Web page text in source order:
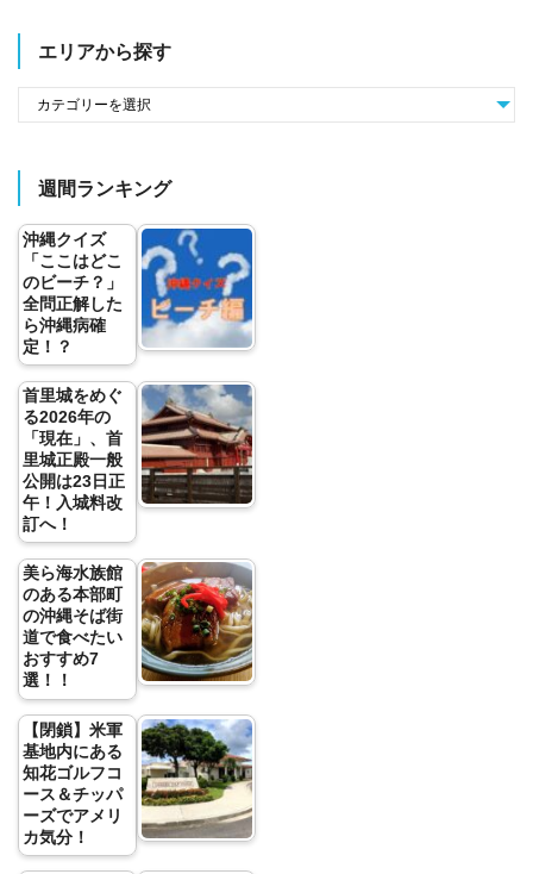
エリアから探す
週間ランキング
沖縄クイズ
「ここはどこ
のビーチ？」
全問正解した
ら沖縄病確
定！？
首里城をめぐ
る2026年の
「現在」、首
里城正殿一般
公開は23日正
午！入城料改
訂へ！
美ら海水族館
のある本部町
の沖縄そば街
道で食べたい
おすすめ7
選！！
【閉鎖】米軍
基地内にある
知花ゴルフコ
ース＆チッパ
ーズでアメリ
カ気分！